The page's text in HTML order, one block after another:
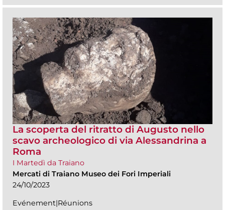
La scoperta del ritratto di Augusto nello
scavo archeologico di via Alessandrina a
Roma
I Martedì da Traiano
Mercati di Traiano Museo dei Fori Imperiali
24/10/2023
Evénement|Réunions